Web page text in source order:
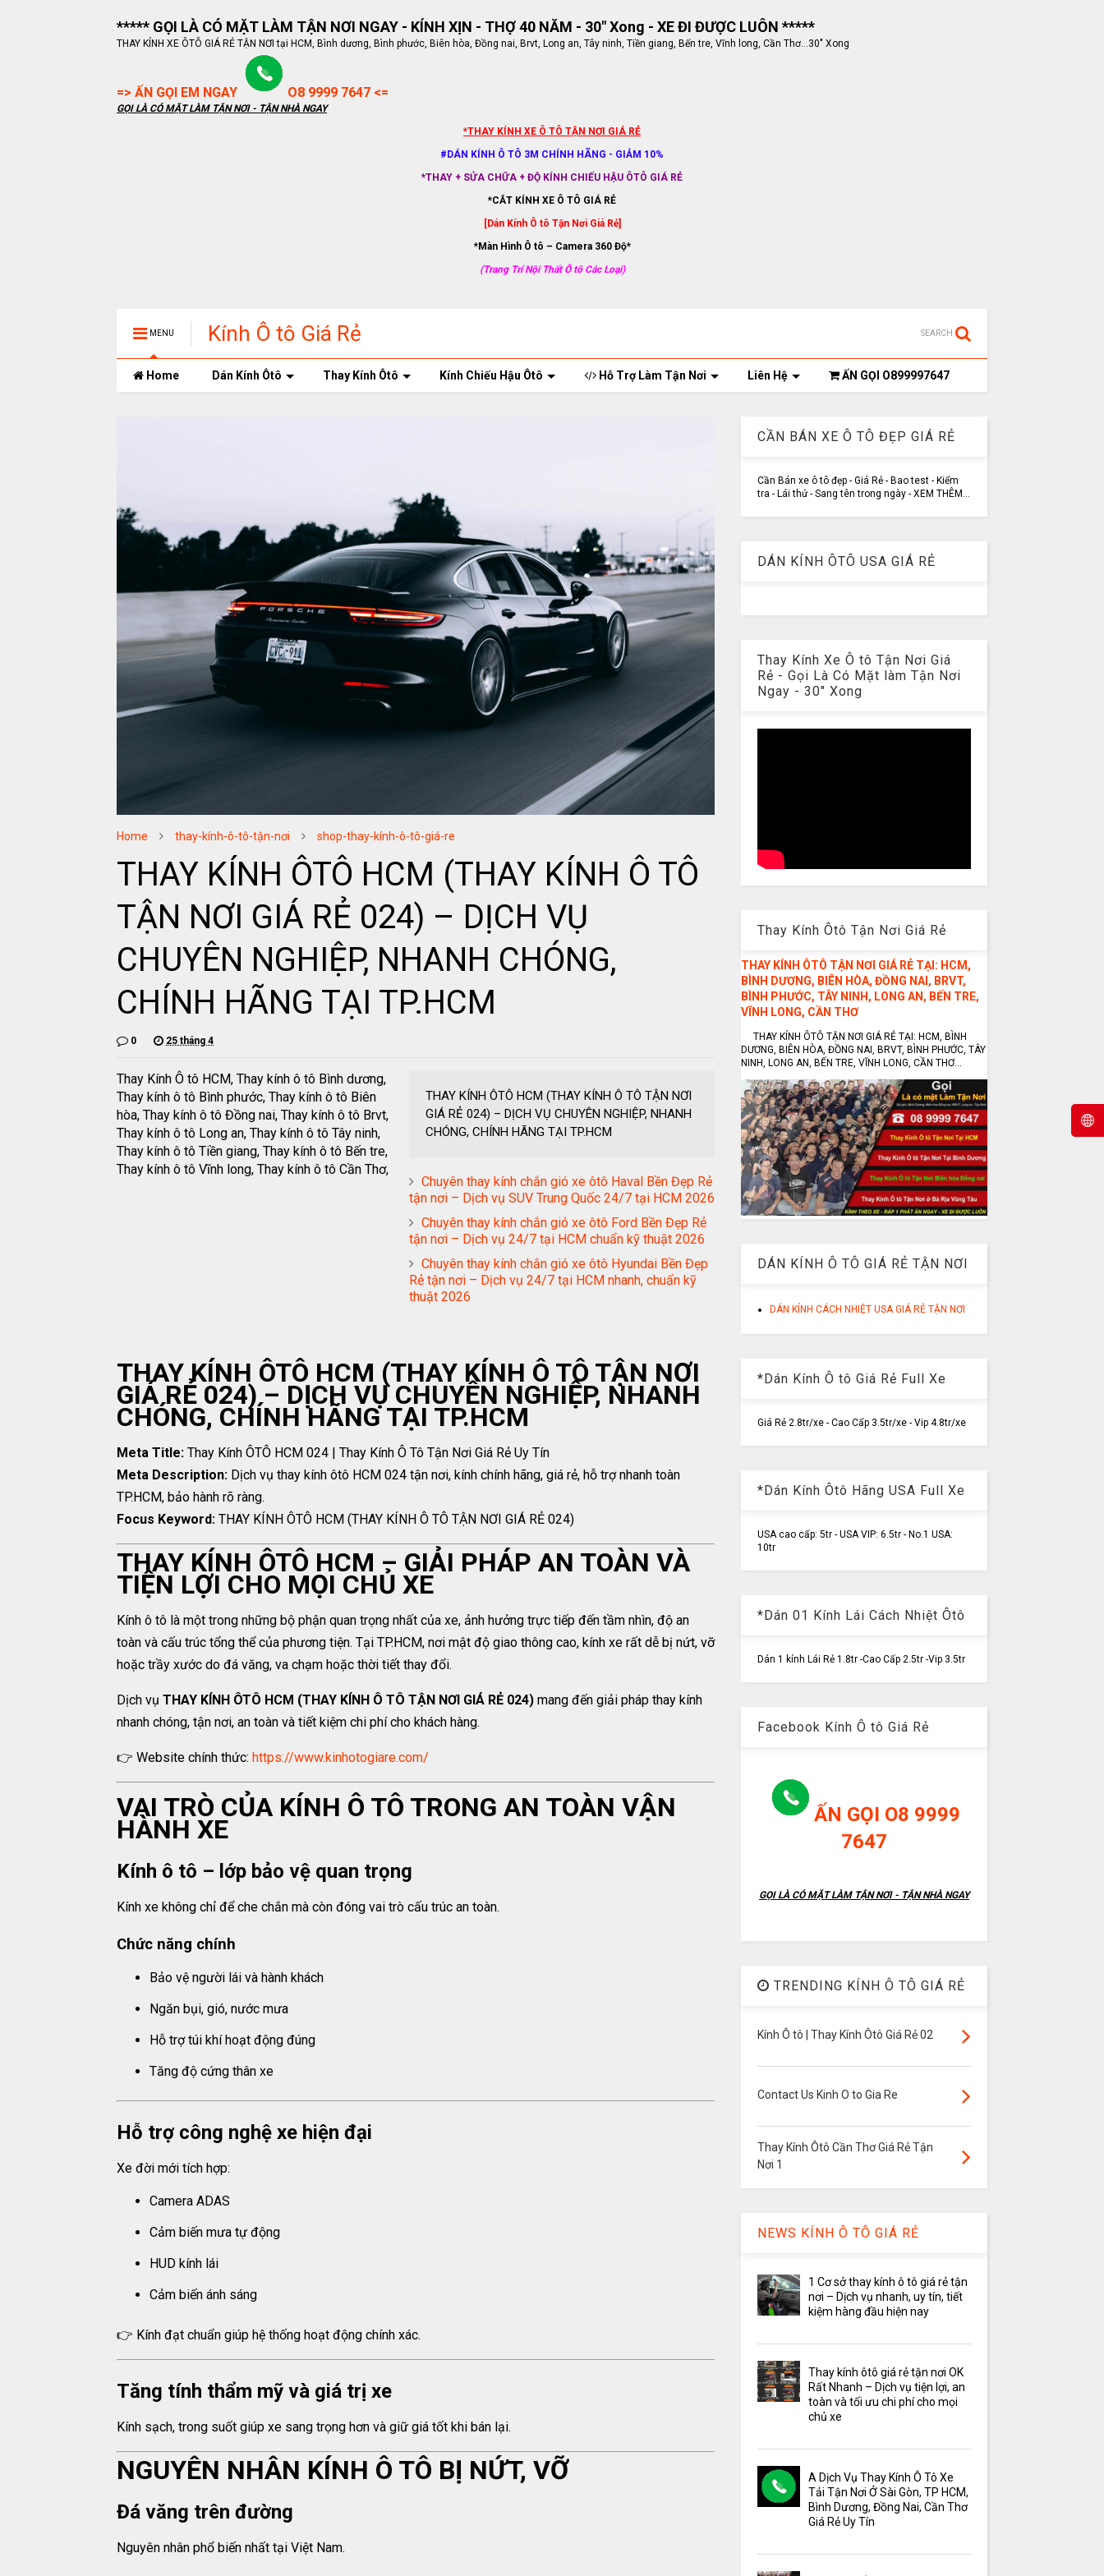
***** GỌI LÀ CÓ MẶT LÀM TẬN NƠI NGAY - KÍNH XỊN - THỢ 40 NĂM - 30" Xong - XE ĐI ĐƯỢC LUÔN *****
THAY KÍNH XE ÔTÔ GIÁ RẺ TẬN NƠI tại HCM, Bình dương, Bình phước, Biên hòa, Đồng nai, Brvt, Long an, Tây ninh, Tiền giang, Bến tre, Vĩnh long, Cần Thơ...30" Xong
=> ẤN GỌI EM NGAY O8 9999 7647 <=
GỌI LÀ CÓ MẶT LÀM TẬN NƠI - TẬN NHÀ NGAY
*THAY KÍNH XE Ô TÔ TẬN NƠI GIÁ RẺ
#DÁN KÍNH Ô TÔ 3M CHÍNH HÃNG - GIẢM 10%
*THAY + SỬA CHỮA + ĐỘ KÍNH CHIẾU HẬU ÔTÔ GIÁ RẺ
*CẮT KÍNH XE Ô TÔ GIÁ RẺ
[Dán Kính Ô tô Tận Nơi Giá Rẻ]
*Màn Hình Ô tô – Camera 360 Độ*
(Trang Trí Nội Thất Ô tô Các Loại)
MENU Kính Ô tô Giá Rẻ SEARCH
Home Dán Kính Ôtô Thay Kính Ôtô Kính Chiếu Hậu Ôtô Hỗ Trợ Làm Tận Nơi Liên Hệ ẤN GỌI O899997647
Home thay-kính-ô-tô-tận-nơi shop-thay-kính-ô-tô-giá-re
THAY KÍNH ÔTÔ HCM (THAY KÍNH Ô TÔ
TẬN NƠI GIÁ RẺ 024) – DỊCH VỤ
CHUYÊN NGHIỆP, NHANH CHÓNG,
CHÍNH HÃNG TẠI TP.HCM
0 25 tháng 4
Thay Kính Ô tô HCM, Thay kính ô tô Bình dương,
Thay kính ô tô Bình phước, Thay kính ô tô Biên
hòa, Thay kính ô tô Đồng nai, Thay kính ô tô Brvt,
Thay kính ô tô Long an, Thay kính ô tô Tây ninh,
Thay kính ô tô Tiền giang, Thay kính ô tô Bến tre,
Thay kính ô tô Vĩnh long, Thay kính ô tô Cần Thơ,
THAY KÍNH ÔTÔ HCM (THAY KÍNH Ô TÔ TẬN NƠI
GIÁ RẺ 024) – DỊCH VỤ CHUYÊN NGHIỆP, NHANH
CHÓNG, CHÍNH HÃNG TẠI TP.HCM
Chuyên thay kính chắn gió xe ôtô Haval Bền Đẹp Rẻ
tận nơi – Dịch vụ SUV Trung Quốc 24/7 tại HCM 2026
Chuyên thay kính chắn gió xe ôtô Ford Bền Đẹp Rẻ
tận nơi – Dịch vụ 24/7 tại HCM chuẩn kỹ thuật 2026
Chuyên thay kính chắn gió xe ôtô Hyundai Bền Đẹp
Rẻ tận nơi – Dịch vụ 24/7 tại HCM nhanh, chuẩn kỹ
thuật 2026
THAY KÍNH ÔTÔ HCM (THAY KÍNH Ô TÔ TẬN NƠI
GIÁ RẺ 024) – DỊCH VỤ CHUYÊN NGHIỆP, NHANH
CHÓNG, CHÍNH HÃNG TẠI TP.HCM
Meta Title: Thay Kính ÔTÔ HCM 024 | Thay Kính Ô Tô Tận Nơi Giá Rẻ Uy Tín
Meta Description: Dịch vụ thay kính ôtô HCM 024 tận nơi, kính chính hãng, giá rẻ, hỗ trợ nhanh toàn
TP.HCM, bảo hành rõ ràng.
Focus Keyword: THAY KÍNH ÔTÔ HCM (THAY KÍNH Ô TÔ TẬN NƠI GIÁ RẺ 024)
THAY KÍNH ÔTÔ HCM – GIẢI PHÁP AN TOÀN VÀ
TIỆN LỢI CHO MỌI CHỦ XE
Kính ô tô là một trong những bộ phận quan trọng nhất của xe, ảnh hưởng trực tiếp đến tầm nhìn, độ an
toàn và cấu trúc tổng thể của phương tiện. Tại TP.HCM, nơi mật độ giao thông cao, kính xe rất dễ bị nứt, vỡ
hoặc trầy xước do đá văng, va chạm hoặc thời tiết thay đổi.
Dịch vụ THAY KÍNH ÔTÔ HCM (THAY KÍNH Ô TÔ TẬN NƠI GIÁ RẺ 024) mang đến giải pháp thay kính
nhanh chóng, tận nơi, an toàn và tiết kiệm chi phí cho khách hàng.
👉 Website chính thức: https://www.kinhotogiare.com/
VAI TRÒ CỦA KÍNH Ô TÔ TRONG AN TOÀN VẬN
HÀNH XE
Kính ô tô – lớp bảo vệ quan trọng
Kính xe không chỉ để che chắn mà còn đóng vai trò cấu trúc an toàn.
Chức năng chính
Bảo vệ người lái và hành khách
Ngăn bụi, gió, nước mưa
Hỗ trợ túi khí hoạt động đúng
Tăng độ cứng thân xe
Hỗ trợ công nghệ xe hiện đại
Xe đời mới tích hợp:
Camera ADAS
Cảm biến mưa tự động
HUD kính lái
Cảm biến ánh sáng
👉 Kính đạt chuẩn giúp hệ thống hoạt động chính xác.
Tăng tính thẩm mỹ và giá trị xe
Kính sạch, trong suốt giúp xe sang trọng hơn và giữ giá tốt khi bán lại.
NGUYÊN NHÂN KÍNH Ô TÔ BỊ NỨT, VỠ
Đá văng trên đường
Nguyên nhân phổ biến nhất tại Việt Nam.
CẦN BÁN XE Ô TÔ ĐẸP GIÁ RẺ
Cần Bán xe ô tô đẹp - Giá Rẻ - Bao test - Kiểm
tra - Lái thử - Sang tên trong ngày - XEM THÊM...
DÁN KÍNH ÔTÔ USA GIÁ RẺ
Thay Kính Xe Ô tô Tận Nơi Giá
Rẻ - Gọi Là Có Mặt làm Tận Nơi
Ngay - 30" Xong
Thay Kính Ôtô Tận Nơi Giá Rẻ
THAY KÍNH ÔTÔ TẬN NƠI GIÁ RẺ TẠI: HCM,
BÌNH DƯƠNG, BIÊN HÒA, ĐỒNG NAI, BRVT,
BÌNH PHƯỚC, TÂY NINH, LONG AN, BẾN TRE,
VĨNH LONG, CẦN THƠ
THAY KÍNH ÔTÔ TẬN NƠI GIÁ RẺ TẠI: HCM, BÌNH
DƯƠNG, BIÊN HÒA, ĐỒNG NAI, BRVT, BÌNH PHƯỚC, TÂY
NINH, LONG AN, BẾN TRE, VĨNH LONG, CẦN THƠ...
DÁN KÍNH Ô TÔ GIÁ RẺ TẬN NƠI
DÁN KÍNH CÁCH NHIỆT USA GIÁ RẺ TẬN NƠI
*Dán Kính Ô tô Giá Rẻ Full Xe
Giá Rẻ 2.8tr/xe - Cao Cấp 3.5tr/xe - Vip 4.8tr/xe
*Dán Kính Ôtô Hãng USA Full Xe
USA cao cấp: 5tr - USA VIP: 6.5tr - No.1 USA:
10tr
*Dán 01 Kính Lái Cách Nhiệt Ôtô
Dán 1 kính Lái Rẻ 1.8tr -Cao Cấp 2.5tr -Vip 3.5tr
Facebook Kính Ô tô Giá Rẻ
ẤN GỌI O8 9999
7647
GỌI LÀ CÓ MẶT LÀM TẬN NƠI - TẬN NHÀ NGAY
TRENDING KÍNH Ô TÔ GIÁ RẺ
Kính Ô tô | Thay Kính Ôtô Giá Rẻ 02
Contact Us Kinh O to Gia Re
Thay Kính Ôtô Cần Thơ Giá Rẻ Tận
Nơi 1
NEWS KÍNH Ô TÔ GIÁ RẺ
1 Cơ sở thay kính ô tô giá rẻ tận
nơi – Dịch vụ nhanh, uy tín, tiết
kiệm hàng đầu hiện nay
Thay kính ôtô giá rẻ tận nơi OK
Rất Nhanh – Dịch vụ tiện lợi, an
toàn và tối ưu chi phí cho mọi
chủ xe
A Dịch Vụ Thay Kính Ô Tô Xe
Tải Tận Nơi Ở Sài Gòn, TP HCM,
Bình Dương, Đồng Nai, Cần Thơ
Giá Rẻ Uy Tín